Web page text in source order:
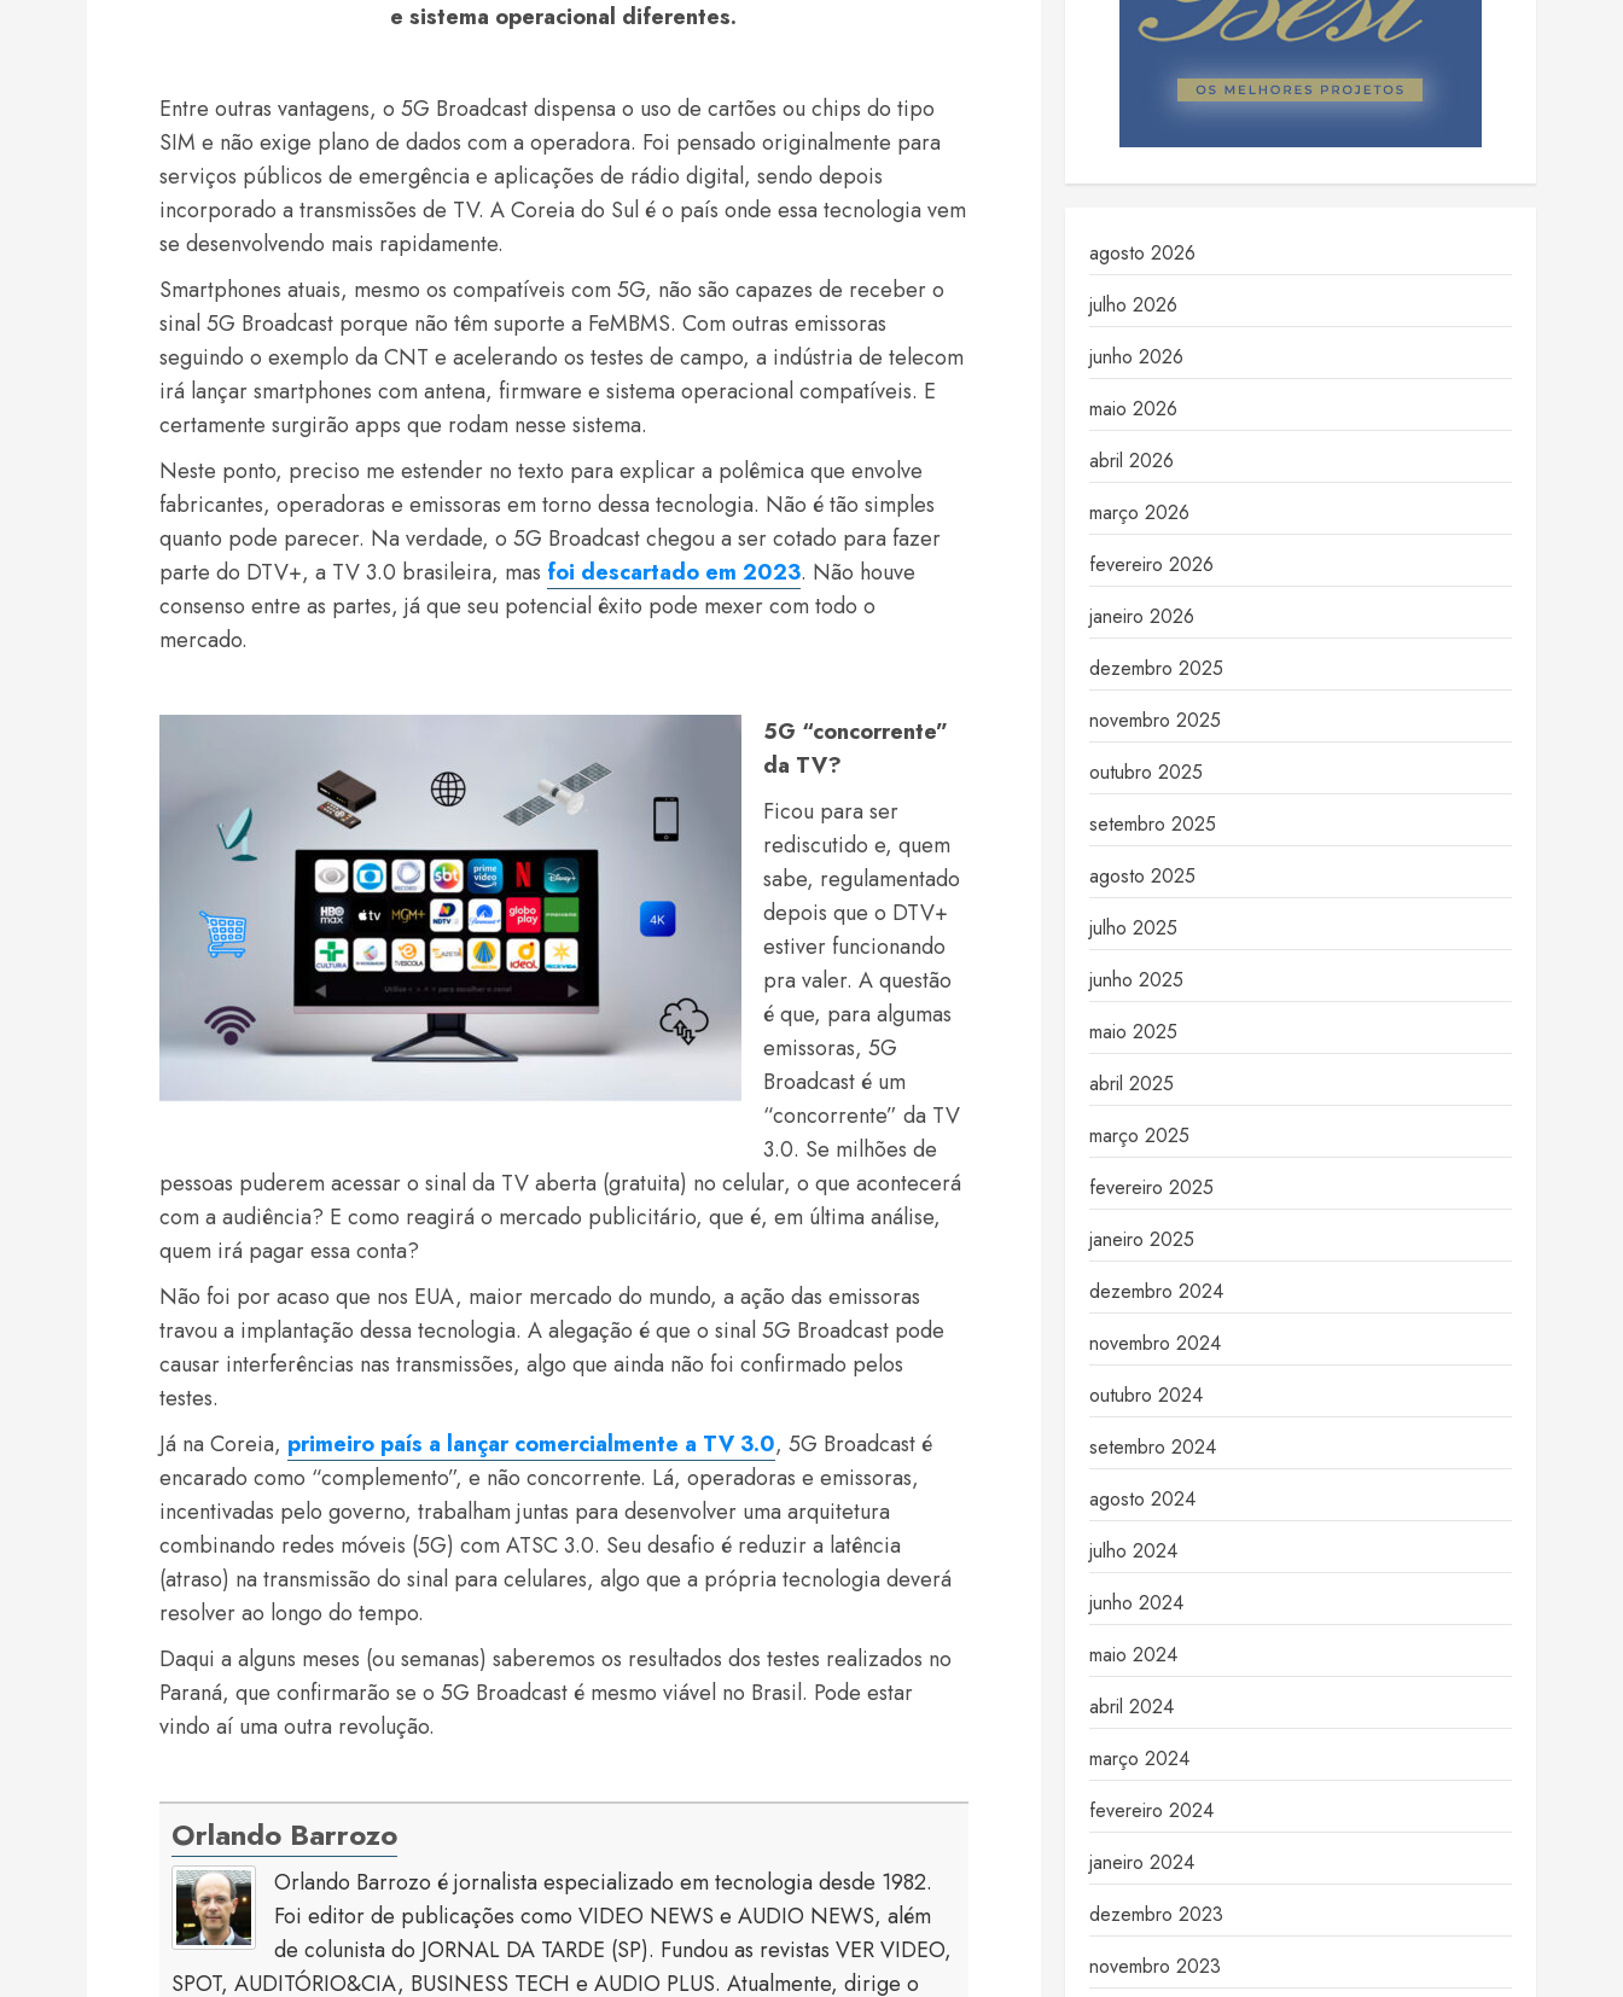
e sistema operacional diferentes.
Entre outras vantagens, o 5G Broadcast dispensa o uso de cartões ou chips do tipo
SIM e não exige plano de dados com a operadora. Foi pensado originalmente para
serviços públicos de emergência e aplicações de rádio digital, sendo depois
incorporado a transmissões de TV. A Coreia do Sul é o país onde essa tecnologia vem
se desenvolvendo mais rapidamente.
Smartphones atuais, mesmo os compatíveis com 5G, não são capazes de receber o
sinal 5G Broadcast porque não têm suporte a FeMBMS. Com outras emissoras
seguindo o exemplo da CNT e acelerando os testes de campo, a indústria de telecom
irá lançar smartphones com antena, firmware e sistema operacional compatíveis. E
certamente surgirão apps que rodam nesse sistema.
Neste ponto, preciso me estender no texto para explicar a polêmica que envolve
fabricantes, operadoras e emissoras em torno dessa tecnologia. Não é tão simples
quanto pode parecer. Na verdade, o 5G Broadcast chegou a ser cotado para fazer
parte do DTV+, a TV 3.0 brasileira, mas foi descartado em 2023. Não houve
consenso entre as partes, já que seu potencial êxito pode mexer com todo o
mercado.
5G “concorrente”
da TV?
Ficou para ser
rediscutido e, quem
sabe, regulamentado
depois que o DTV+
estiver funcionando
pra valer. A questão
é que, para algumas
emissoras, 5G
Broadcast é um
“concorrente” da TV
3.0. Se milhões de
pessoas puderem acessar o sinal da TV aberta (gratuita) no celular, o que acontecerá
com a audiência? E como reagirá o mercado publicitário, que é, em última análise,
quem irá pagar essa conta?
Não foi por acaso que nos EUA, maior mercado do mundo, a ação das emissoras
travou a implantação dessa tecnologia. A alegação é que o sinal 5G Broadcast pode
causar interferências nas transmissões, algo que ainda não foi confirmado pelos
testes.
Já na Coreia, primeiro país a lançar comercialmente a TV 3.0, 5G Broadcast é
encarado como “complemento”, e não concorrente. Lá, operadoras e emissoras,
incentivadas pelo governo, trabalham juntas para desenvolver uma arquitetura
combinando redes móveis (5G) com ATSC 3.0. Seu desafio é reduzir a latência
(atraso) na transmissão do sinal para celulares, algo que a própria tecnologia deverá
resolver ao longo do tempo.
Daqui a alguns meses (ou semanas) saberemos os resultados dos testes realizados no
Paraná, que confirmarão se o 5G Broadcast é mesmo viável no Brasil. Pode estar
vindo aí uma outra revolução.
Orlando Barrozo
Orlando Barrozo é jornalista especializado em tecnologia desde 1982.
Foi editor de publicações como VIDEO NEWS e AUDIO NEWS, além
de colunista do JORNAL DA TARDE (SP). Fundou as revistas VER VIDEO,
SPOT, AUDITÓRIO&CIA, BUSINESS TECH e AUDIO PLUS. Atualmente, dirige o
agosto 2026
julho 2026
junho 2026
maio 2026
abril 2026
março 2026
fevereiro 2026
janeiro 2026
dezembro 2025
novembro 2025
outubro 2025
setembro 2025
agosto 2025
julho 2025
junho 2025
maio 2025
abril 2025
março 2025
fevereiro 2025
janeiro 2025
dezembro 2024
novembro 2024
outubro 2024
setembro 2024
agosto 2024
julho 2024
junho 2024
maio 2024
abril 2024
março 2024
fevereiro 2024
janeiro 2024
dezembro 2023
novembro 2023